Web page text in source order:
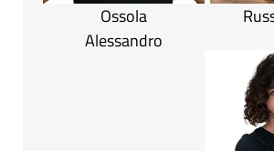
Ossola
Alessandro